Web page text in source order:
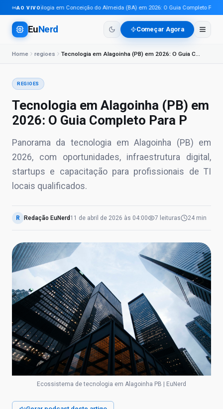
AO VIVO
Tecnologia em Conceição do Almeida (BA) em 2026: O Guia Completo Para
EuNerd Começar Agora
Home regioes Tecnologia em Alagoinha (PB) em 2026: O Guia Completo Para P
REGIOES
Tecnologia em Alagoinha (PB) em
2026: O Guia Completo Para P
Panorama da tecnologia em Alagoinha (PB) em
2026, com oportunidades, infraestrutura digital,
startups e capacitação para profissionais de TI
locais qualificados.
R Redação EuNerd 11 de abril de 2026 às 04:00 7 leituras 24 min
Ecossistema de tecnologia em Alagoinha PB | EuNerd